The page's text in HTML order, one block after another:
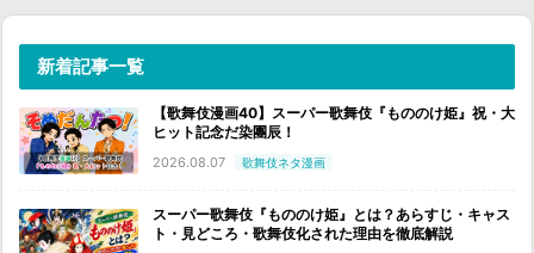
新着記事一覧
【歌舞伎漫画40】スーパー歌舞伎『もののけ姫』祝・大
ヒット記念だ染團辰！
2026.08.07 歌舞伎ネタ漫画
スーパー歌舞伎『もののけ姫』とは？あらすじ・キャス
ト・見どころ・歌舞伎化された理由を徹底解説